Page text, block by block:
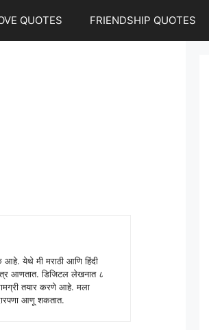
QUOTES FRIENDSHIP QUOTES
येथे मी मराठी आणि हिंदी
आणतात. डिजिटल लेखनात ८
तयार करणे आहे. मला
आणू शकतात.